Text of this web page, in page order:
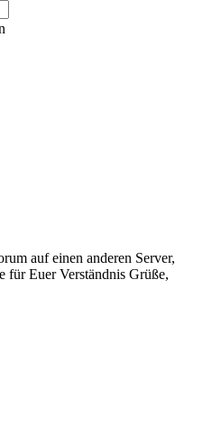
auf einen anderen Server,
für Euer Verständnis Grüße,